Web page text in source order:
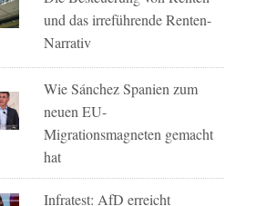
und das irreführende Renten-
Narrativ
Wie Sánchez Spanien zum
neuen EU-
Migrationsmagneten gemacht
hat
Infratest: AfD erreicht